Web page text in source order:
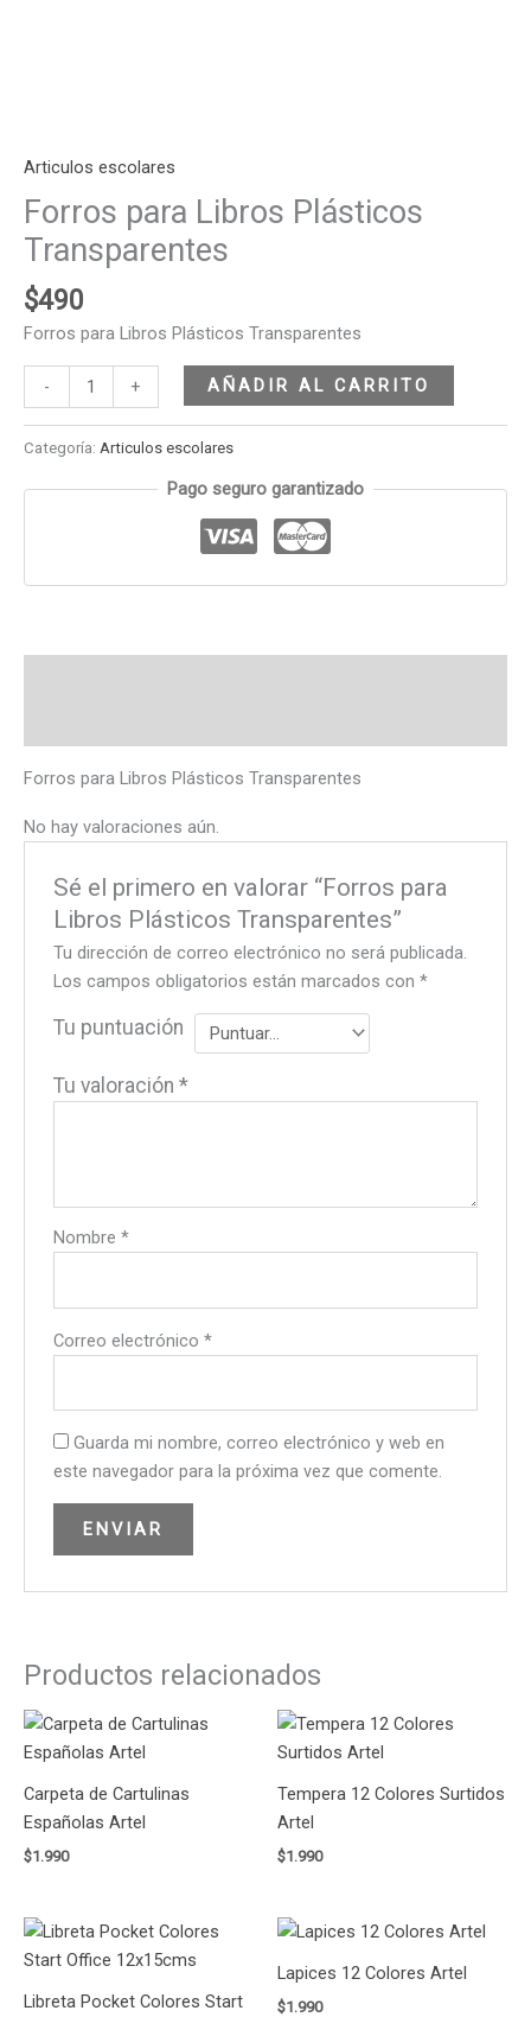
Articulos escolares
Forros para Libros Plásticos
Transparentes
$490
Forros para Libros Plásticos Transparentes
- + AÑADIR AL CARRITO
Categoría: Articulos escolares
Pago seguro garantizado
Forros para Libros Plásticos Transparentes
No hay valoraciones aún.
Sé el primero en valorar “Forros para
Libros Plásticos Transparentes”
Tu dirección de correo electrónico no será publicada.
Los campos obligatorios están marcados con*
Tu puntuación
Tu valoración*
Nombre*
Correo electrónico*
Guarda mi nombre, correo electrónico y web en
este navegador para la próxima vez que comente.
Productos relacionados
Carpeta de Cartulinas
Españolas Artel
$1.990
Tempera 12 Colores Surtidos
Artel
$1.990
Libreta Pocket Colores Start
Lapices 12 Colores Artel
$1.990